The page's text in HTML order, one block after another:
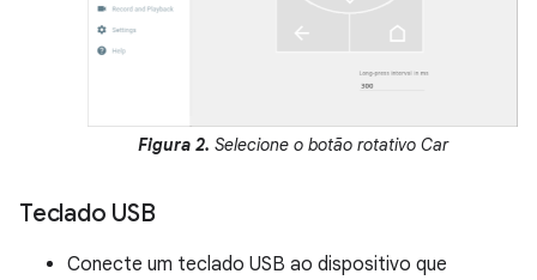
Figura 2. Selecione o botão rotativo Car
Teclado USB
Conecte um teclado USB ao dispositivo que